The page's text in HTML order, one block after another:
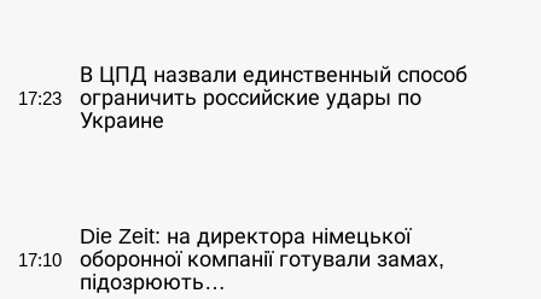
17:23
В ЦПД назвали единственный способ
ограничить российские удары по
Украине
17:10
Die Zeit: на директора німецької
оборонної компанії готували замах,
підозрюють…